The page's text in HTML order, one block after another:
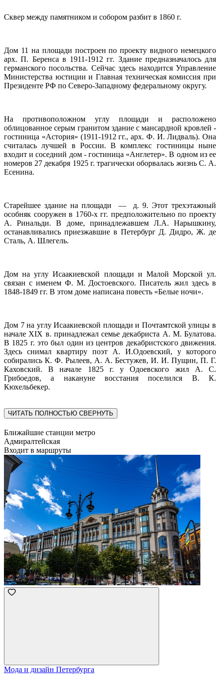
Сквер между памятником и собором разбит в 1860 г.
Дом 11 на площади построен по проекту видного немецкого
арх. П. Беренса в 1911-1912 гг. Здание предназначалось для
германского посольства. Сейчас здесь находится Управление
Министерства юстиции и Главная техническая комиссия при
Президенте РФ по Северо-Западному федеральному округу.
На противоположном углу площади и расположено
облицованное серым гранитом здание с мансардной кровлей -
гостиница «Астория» (1911-1912 гг., арх. Ф. И. Лидваль). Она
считалась лучшей в России. В комплекс гостиницы ныне
входит и соседний дом - гостиница «Англетер». В одном из ее
номеров 27 декабря 1925 г. трагически оборвалась жизнь С. А.
Есенина.
Старейшее здание на площади — д. 9. Этот трехэтажный
особняк сооружен в 1760-х гг. предположительно по проекту
А. Ринальди. В доме, принадлежавшем Л.А. Нарышкину,
останавливались приезжавшие в Петербург Д. Дидро, Ж. де
Сталь, А. Шлегель.
Дом на углу Исаакиевской площади и Малой Морской ул.
связан с именем Ф. М. Достоевского. Писатель жил здесь в
1848-1849 гг. В этом доме написана повесть «Белые ночи».
Дом 7 на углу Исаакиевской площади и Почтамтской улицы в
начале XIX в. принадлежал семье декабриста А. М. Булатова.
В 1825 г. это был один из центров декабристского движения.
Здесь снимал квартиру поэт А. И.Одоевский, у которого
собирались К. Ф. Рылеев, А. А. Бестужев, И. И. Пущин, П. Г.
Каховский. В начале 1825 г. у Одоевского жил А. С.
Грибоедов, а накануне восстания поселился В. К.
Кюхельбекер.
ЧИТАТЬ ПОЛНОСТЬЮ СВЕРНУТЬ
Ближайшие станции метро
Адмиралтейская
Входит в маршруты
Мода и дизайн Петербурга